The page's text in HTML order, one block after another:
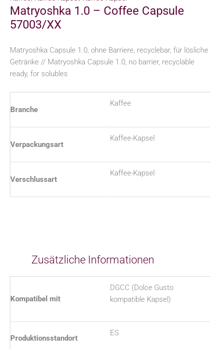
Matryoshka 1.0 – Coffee Capsule
57003/XX
Matryoshka Capsule 1.0, ohne Barriere, recyclebar, für lösliche
Getränke // Matryoshka Capsule 1.0, no barrier, recyclable
ready, for solubles
Branche
Kaffee
Verpackungsart
Kaffee-Kapsel
Verschlussart
Kaffee-Kapsel
Zusätzliche Informationen
Kompatibel mit
DGCC (Dolce Gusto
kompatible Kapsel)
Produktionsstandort
ES